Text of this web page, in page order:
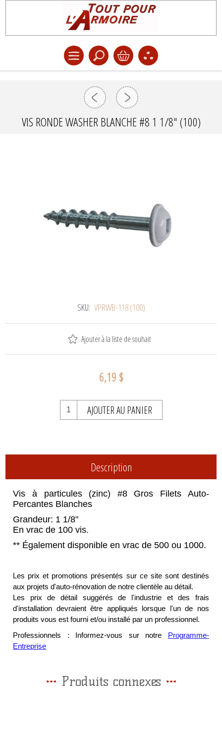
VIS RONDE WASHER BLANCHE #8 1 1/8" (100)
SKU: VPRWB-118 (100)
Ajouter à la liste de souhait
6,19 $
AJOUTER AU PANIER
Description
Vis à particules (zinc) #8 Gros Filets Auto-
Percantes Blanches
Grandeur: 1 1/8"
En vrac de 100 vis.
** Également disponible en vrac de 500 ou 1000.
Les prix et promotions présentés sur ce site sont destinés
aux projets d'auto-rénovation de notre clientèle au détail.
Les prix de détail suggérés de l'industrie et des frais
d'installation devraient être appliqués lorsque l'un de nos
produits vous est fourni et/ou installé par un professionnel.
Professionnels : Informez-vous sur notre
Programme-
Entreprise
Produits connexes